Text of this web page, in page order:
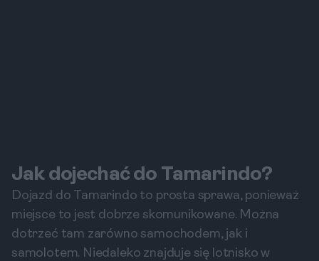
Jak dojechać do Tamarindo?
Dojazd do Tamarindo to prosta sprawa, ponieważ
miejsce to jest dobrze skomunikowane. Można
dotrzeć tam zarówno samochodem, jak i
samolotem. Niedaleko znajduje się lotnisko w